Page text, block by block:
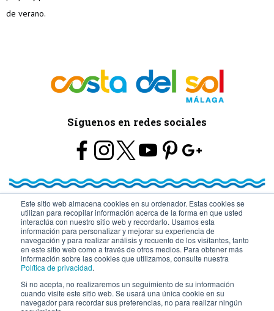
Este sitio web almacena cookies en su ordenador. Estas cookies se
utilizan para recopilar información acerca de la forma en que usted
interactúa con nuestro sitio web y recordarlo. Usamos esta
información para personalizar y mejorar su experiencia de
navegación y para realizar análisis y recuento de los visitantes, tanto
en este sitio web como a través de otros medios. Para obtener más
información sobre las cookies que utilizamos, consulte nuestra
Política de privacidad.
Si no acepta, no realizaremos un seguimiento de su información
cuando visite este sitio web. Se usará una única cookie en su
navegador para recordar sus preferencias, no para realizar ningún
Síguenos en redes sociales
© Turismo y Planificación Costa del Sol S.L.U. Todos los Derechos
Reservados